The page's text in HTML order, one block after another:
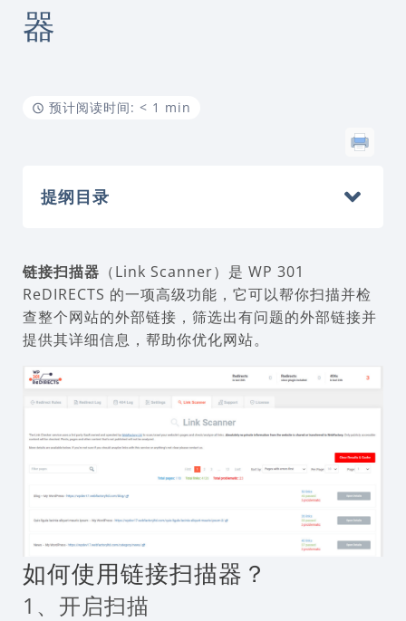
器
预计阅读时间: < 1 min
提纲目录
链接扫描器 （Link Scanner）是 WP 301
ReDIRECTS 的一项高级功能，它可以帮你扫描并检
查整个网站的外部链接，筛选出有问题的外部链接并
提供其详细信息，帮助你优化网站。
如何使用链接扫描器？
1、开启扫描